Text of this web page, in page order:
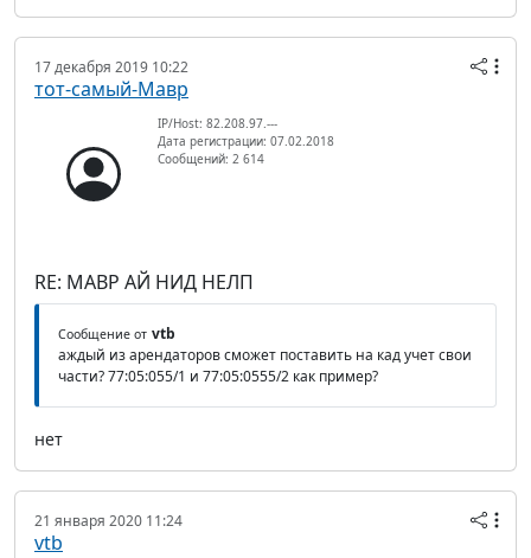
17 декабря 2019 10:22
тот-самый-Мавр
IP/Host: 82.208.97.---
Дата регистрации: 07.02.2018
Сообщений: 2 614
RE: МАВР АЙ НИД НЕЛП
Сообщение от vtb
аждый из арендаторов сможет поставить на кад учет свои
части? 77:05:055/1 и 77:05:0555/2 как пример?
нет
21 января 2020 11:24
vtb